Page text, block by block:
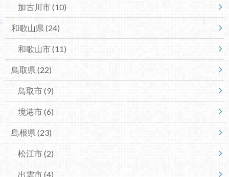
加古川市(10)
和歌山県 (24)
和歌山市(11)
鳥取県 (22)
鳥取市(9)
境港市(6)
島根県 (23)
松江市(2)
出雲市(4)